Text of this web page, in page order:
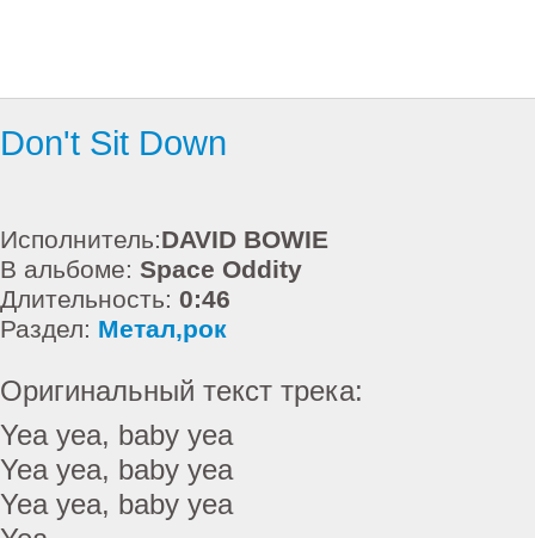
Don't Sit Down
Исполнитель:DAVID BOWIE
В альбоме: Space Oddity
Длительность: 0:46
Раздел: Метал,рок
Оригинальный текст трека:
Yea yea, baby yea
Yea yea, baby yea
Yea yea, baby yea